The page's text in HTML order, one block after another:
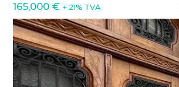
165,000 € + 21% TVA